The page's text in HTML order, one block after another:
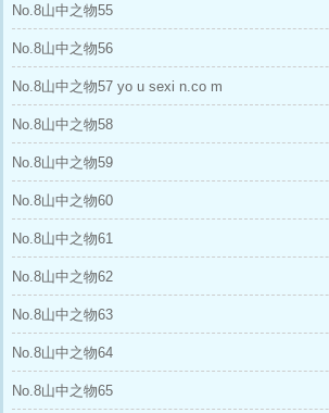
No.8山中之物55
No.8山中之物56
No.8山中之物57 yo u sexi n.co m
No.8山中之物58
No.8山中之物59
No.8山中之物60
No.8山中之物61
No.8山中之物62
No.8山中之物63
No.8山中之物64
No.8山中之物65